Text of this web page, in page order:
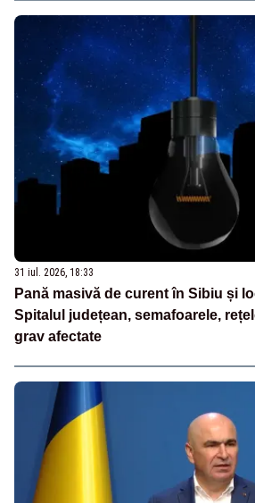
31 iul. 2026, 18:33
Pană masivă de curent în Sibiu și
Spitalul județean, semafoarele,
grav afectate